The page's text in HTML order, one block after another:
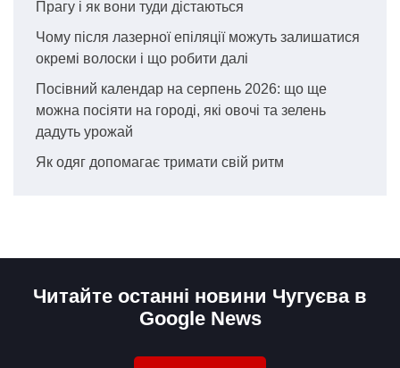
Прагу і як вони туди дістаються
Чому після лазерної епіляції можуть залишатися
окремі волоски і що робити далі
Посівний календар на серпень 2026: що ще
можна посіяти на городі, які овочі та зелень
дадуть урожай
Як одяг допомагає тримати свій ритм
Читайте останні новини Чугуєва в
Google News